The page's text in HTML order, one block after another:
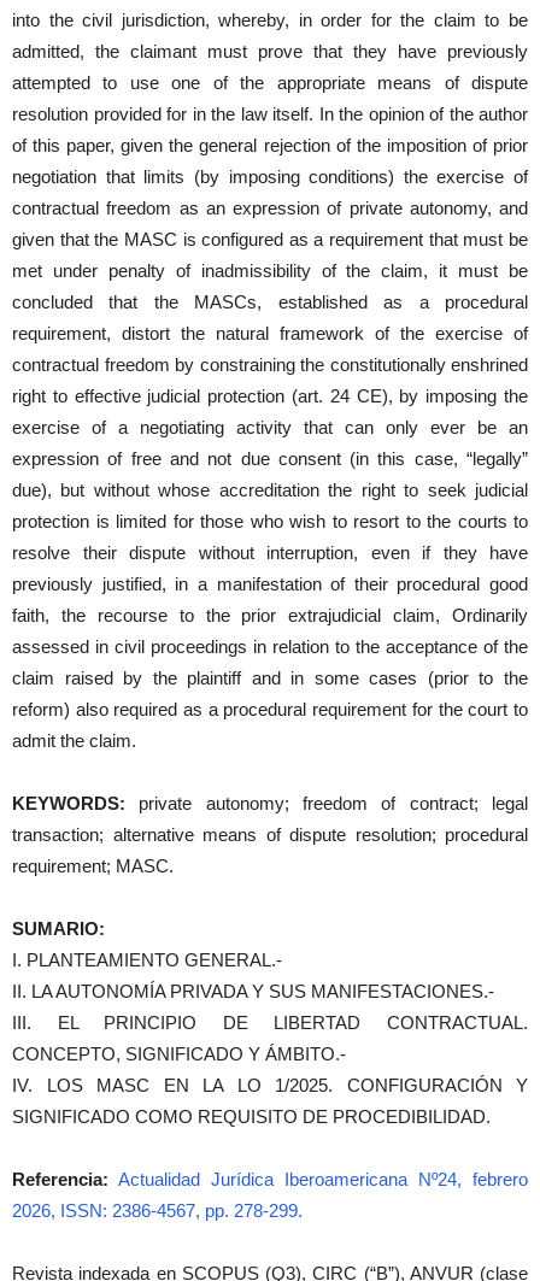
into the civil jurisdiction, whereby, in order for the claim to be
admitted, the claimant must prove that they have previously
attempted to use one of the appropriate means of dispute
resolution provided for in the law itself. In the opinion of the author
of this paper, given the general rejection of the imposition of prior
negotiation that limits (by imposing conditions) the exercise of
contractual freedom as an expression of private autonomy, and
given that the MASC is configured as a requirement that must be
met under penalty of inadmissibility of the claim, it must be
concluded that the MASCs, established as a procedural
requirement, distort the natural framework of the exercise of
contractual freedom by constraining the constitutionally enshrined
right to effective judicial protection (art. 24 CE), by imposing the
exercise of a negotiating activity that can only ever be an
expression of free and not due consent (in this case, “legally”
due), but without whose accreditation the right to seek judicial
protection is limited for those who wish to resort to the courts to
resolve their dispute without interruption, even if they have
previously justified, in a manifestation of their procedural good
faith, the recourse to the prior extrajudicial claim, Ordinarily
assessed in civil proceedings in relation to the acceptance of the
claim raised by the plaintiff and in some cases (prior to the
reform) also required as a procedural requirement for the court to
admit the claim.
KEYWORDS: private autonomy; freedom of contract; legal
transaction; alternative means of dispute resolution; procedural
requirement; MASC.
SUMARIO:
I. PLANTEAMIENTO GENERAL.-
II. LA AUTONOMÍA PRIVADA Y SUS MANIFESTACIONES.-
III. EL PRINCIPIO DE LIBERTAD CONTRACTUAL.
CONCEPTO, SIGNIFICADO Y ÁMBITO.-
IV. LOS MASC EN LA LO 1/2025. CONFIGURACIÓN Y
SIGNIFICADO COMO REQUISITO DE PROCEDIBILIDAD.
Referencia: Actualidad Jurídica Iberoamericana Nº24, febrero
2026, ISSN: 2386-4567, pp. 278-299.
Revista indexada en SCOPUS (Q3), CIRC (“B”), ANVUR (clase